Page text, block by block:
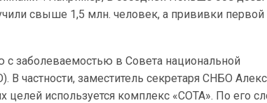
свыше 1,5 млн. человек, а прививки первой
с заболеваемостью в Совета национальной
В частности, заместитель секретаря СНБО
целей используется комплекс «СОТА». По его